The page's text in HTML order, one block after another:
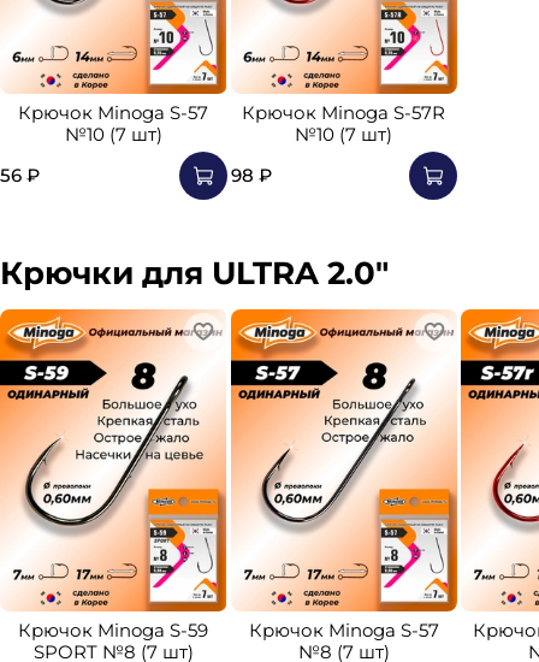
Крючок Minoga S-57
№10 (7 шт)
56 ₽
Крючок Minoga S-57R
№10 (7 шт)
98 ₽
Крючки для ULTRA 2.0"
Крючок Minoga S-59
SPORT №8 (7 шт)
Крючок Minoga S-57
№8 (7 шт)